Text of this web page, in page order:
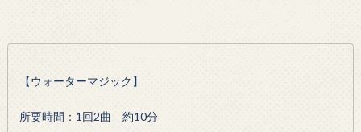
【ウォーターマジック】
所要時間：1回2曲 約10分